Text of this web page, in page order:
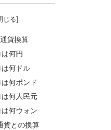
貨換算
何円
何ドル
何ポンド
何人民元
何ウォン
貨との換算